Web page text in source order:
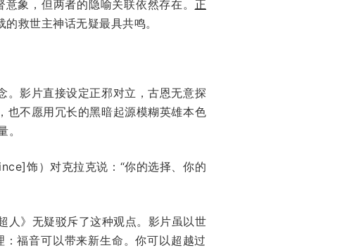
象，但两者的隐喻关联依然存在。 正
救世主神话无疑最具共鸣。
。影片直接设定正邪对立，古恩无意探
也不愿用冗长的黑暗起源模糊英雄本色
饰）对克拉克说：“你的选择、你的
人》无疑驳斥了这种观点。影片虽以世
福音可以带来新生命。你可以超越过